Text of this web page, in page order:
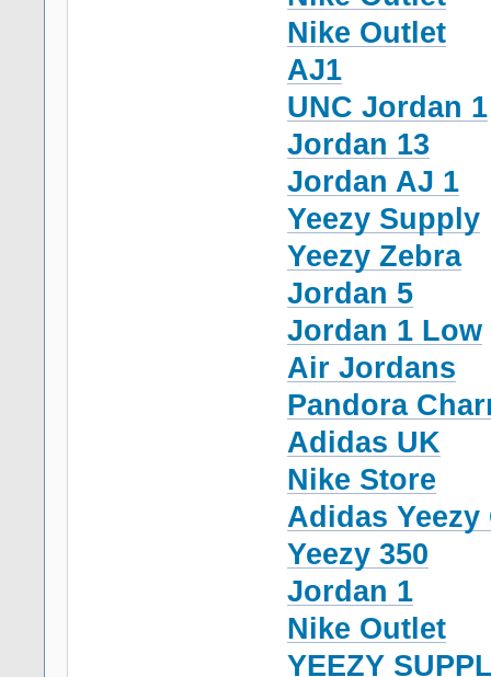
Nike Outlet
AJ1
UNC Jordan 1
Jordan 13
Jordan AJ 1
Yeezy Supply
Yeezy Zebra
Jordan 5
Jordan 1 Low
Air Jordans
Pandora
Adidas UK
Nike Store
Adidas
Yeezy 350
Jordan 1
Nike Outlet
YEEZY